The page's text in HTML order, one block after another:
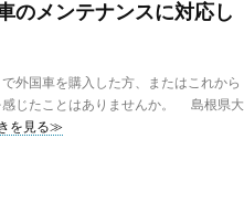
のメンテナンスに対応し
外国車を購入した方、またはこれから
感じたことはありませんか。 島根県大
を見る≫